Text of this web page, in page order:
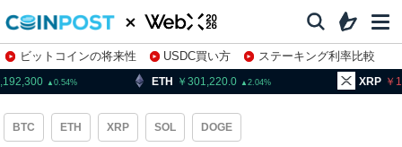
ビットコインの将来性 USDC買い方
ステーキング利率比較
株特集・関連銘柄
0.54 ETH 301,220.0 2.04 XRP
BTC ETH XRP SOL DOGE